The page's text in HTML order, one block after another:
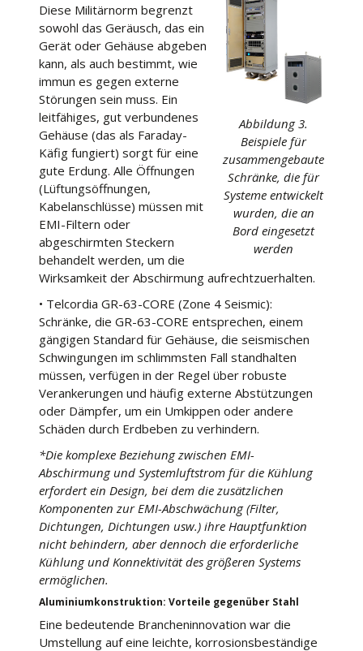
Abbildung 3.
Beispiele für
zusammengebaute
Schränke, die für
Systeme entwickelt
wurden, die an
Bord eingesetzt
werden
Diese Militärnorm begrenzt
sowohl das Geräusch, das ein
Gerät oder Gehäuse abgeben
kann, als auch bestimmt, wie
immun es gegen externe
Störungen sein muss. Ein
leitfähiges, gut verbundenes
Gehäuse (das als Faraday-
Käfig fungiert) sorgt für eine
gute Erdung. Alle Öffnungen
(Lüftungsöffnungen,
Kabelanschlüsse) müssen mit
EMI-Filtern oder
abgeschirmten Steckern
behandelt werden, um die
Wirksamkeit der Abschirmung aufrechtzuerhalten.
• Telcordia GR-63-CORE (Zone 4 Seismic):
Schränke, die GR-63-CORE entsprechen, einem
gängigen Standard für Gehäuse, die seismischen
Schwingungen im schlimmsten Fall standhalten
müssen, verfügen in der Regel über robuste
Verankerungen und häufig externe Abstützungen
oder Dämpfer, um ein Umkippen oder andere
Schäden durch Erdbeben zu verhindern.
*Die komplexe Beziehung zwischen EMI-
Abschirmung und Systemluftstrom für die Kühlung
erfordert ein Design, bei dem die zusätzlichen
Komponenten zur EMI-Abschwächung (Filter,
Dichtungen, Dichtungen usw.) ihre Hauptfunktion
nicht behindern, aber dennoch die erforderliche
Kühlung und Konnektivität des größeren Systems
ermöglichen.
Aluminiumkonstruktion: Vorteile gegenüber Stahl
Eine bedeutende Brancheninnovation war die
Umstellung auf eine leichte, korrosionsbeständige